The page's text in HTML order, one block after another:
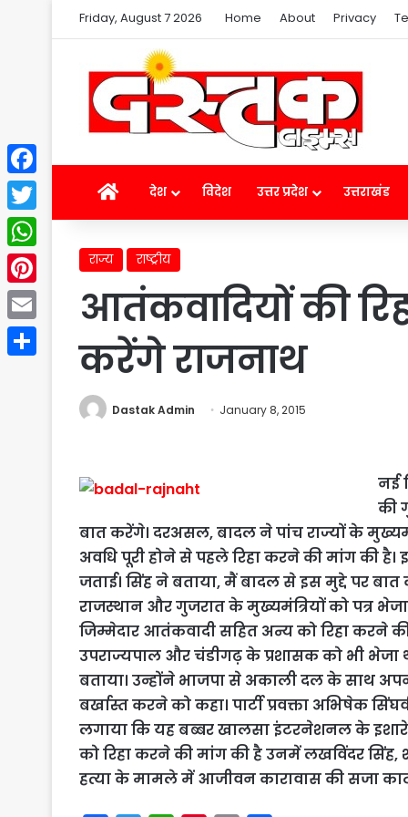
Friday, August 7 2026 Home About Privacy
Homeदेश विदेश उत्तर प्रदेश उत्तराखंड
राज्य राष्ट्रीय
आतंकवादियों की
करेंगे राजनाथ
Dastak Admin January 8, 2015
नई
की
बात करेंगे। दरअसल, बादल ने पांच राज्यों के
अवधि पूरी होने से पहले रिहा करने की मांग की है।
जताई। सिंह ने बताया, मैं बादल से इस मुद्दे पर बात
राजस्थान और गुजरात के मुख्यमंत्रियों को पत्र
जिम्मेदार आतंकवादी सहित अन्य को रिहा करने
उपराज्यपाल और चंडीगढ़ के प्रशासक को भी भेजा
बताया। उन्होंने भाजपा से अकाली दल के साथ
बर्खास्त करने को कहा। पार्टी प्रवक्ता अभिषेक
लगाया कि यह बब्बर खालसा इंटरनेशनल के इशारे
को रिहा करने की मांग की है उनमें लखविंदर
हत्या के मामले में आजीवन कारावास की सजा
Facebook
Twitter
WhatsApp
Pinterest
Email